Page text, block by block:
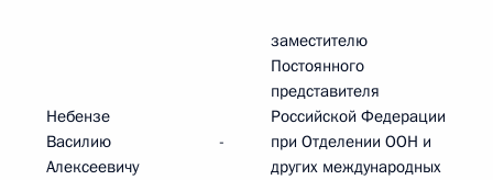
Небензе
Василию
Алексеевичу
-
заместителю
Постоянного
представителя
Российской Федерации
при Отделении ООН и
других международных